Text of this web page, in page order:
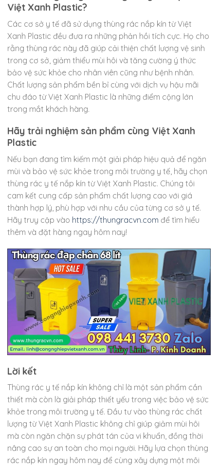
Việt Xanh Plastic?
Các cơ sở y tế đã sử dụng thùng rác nắp kín từ Việt
Xanh Plastic đều đưa ra những phản hồi tích cực. Họ cho
rằng thùng rác này đã giúp cải thiện chất lượng vệ sinh
trong cơ sở, giảm thiểu mùi hôi và tăng cường ý thức
bảo vệ sức khỏe cho nhân viên cũng như bệnh nhân.
Chất lượng sản phẩm bền bỉ cùng với dịch vụ hậu mãi
chu đáo từ Việt Xanh Plastic là những điểm cộng lớn
trong mắt khách hàng.
Hãy trải nghiệm sản phẩm cùng Việt Xanh
Plastic
Nếu bạn đang tìm kiếm một giải pháp hiệu quả để ngăn
mùi và bảo vệ sức khỏe trong môi trường y tế, hãy chọn
thùng rác y tế nắp kín từ Việt Xanh Plastic. Chúng tôi
cam kết cung cấp sản phẩm chất lượng cao với giá
thành hợp lý, phù hợp với nhu cầu của từng cơ sở y tế.
Hãy truy cập vào https://thungracvn.com để tìm hiểu
thêm và đặt hàng ngay hôm nay!
Lời kết
Thùng rác y tế nắp kín không chỉ là một sản phẩm cần
thiết mà còn là giải pháp thiết yếu trong việc bảo vệ sức
khỏe trong môi trường y tế. Đầu tư vào thùng rác chất
lượng từ Việt Xanh Plastic không chỉ giúp giảm mùi hôi
mà còn ngăn chặn sự phát tán của vi khuẩn, đồng thời
nâng cao sự an toàn cho mọi người. Hãy lựa chọn thùng
rác nắp kín ngay hôm nay để cùng xây dựng một môi